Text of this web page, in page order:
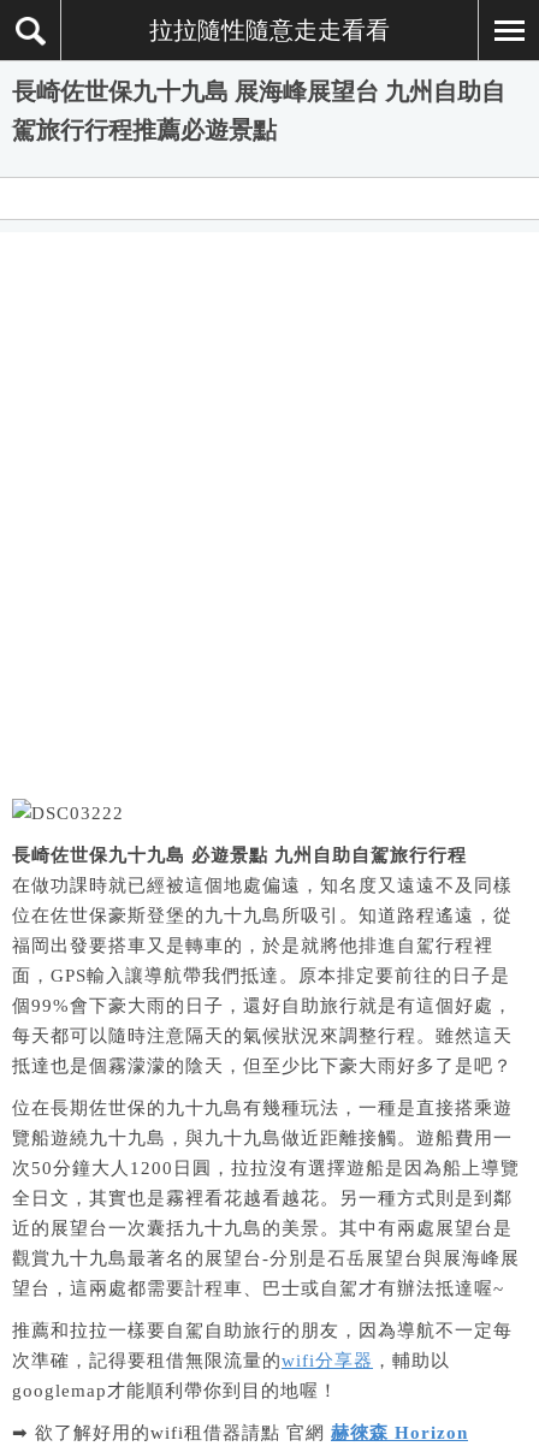
拉拉隨性隨意走走看看
長崎佐世保九十九島 展海峰展望台 九州自助自
駕旅行行程推薦必遊景點
長崎佐世保九十九島 必遊景點 九州自助自駕旅行行程
在做功課時就已經被這個地處偏遠，知名度又遠遠不及同樣
位在佐世保豪斯登堡的九十九島所吸引。知道路程遙遠，從
福岡出發要搭車又是轉車的，於是就將他排進自駕行程裡
面，GPS輸入讓導航帶我們抵達。原本排定要前往的日子是
個99%會下豪大雨的日子，還好自助旅行就是有這個好處，
每天都可以隨時注意隔天的氣候狀況來調整行程。雖然這天
抵達也是個霧濛濛的陰天，但至少比下豪大雨好多了是吧？
位在長期佐世保的九十九島有幾種玩法，一種是直接搭乘遊
覽船遊繞九十九島，與九十九島做近距離接觸。遊船費用一
次50分鐘大人1200日圓，拉拉沒有選擇遊船是因為船上導覽
全日文，其實也是霧裡看花越看越花。另一種方式則是到鄰
近的展望台一次囊括九十九島的美景。其中有兩處展望台是
觀賞九十九島最著名的展望台-分別是石岳展望台與展海峰展
望台，這兩處都需要計程車、巴士或自駕才有辦法抵達喔~
推薦和拉拉一樣要自駕自助旅行的朋友，因為導航不一定每
次準確，記得要租借無限流量的wifi分享器 ，輔助以
googlemap才能順利帶你到目的地喔！
➡ 欲了解好用的wifi租借器請點 官網 赫徠森 Horizon